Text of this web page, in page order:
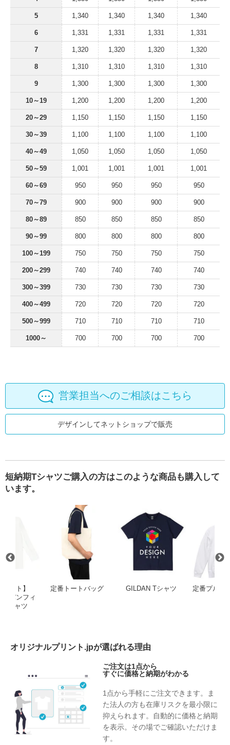
5 1,340 1,340 1,340 1,340
6 1,331 1,331 1,331 1,331
7 1,320 1,320 1,320 1,320
8 1,310 1,310 1,310 1,310
9 1,300 1,300 1,300 1,300
10～19 1,200 1,200 1,200 1,200
20～29 1,150 1,150 1,150 1,150
30～39 1,100 1,100 1,100 1,100
40～49 1,050 1,050 1,050 1,050
50～59 1,001 1,001 1,001 1,001
60～69 950 950 950 950
70～79 900 900 900 900
80～89 850 850 850 850
90～99 800 800 800 800
100～199 750 750 750 750
200～299 740 740 740 740
300～399 730 730 730 730
400～499 720 720 720 720
500～999 710 710 710 710
1000～ 700 700 700 700
営業担当へのご相談はこちら
デザインしてネットショップで販売
短納期Tシャツご購入の方はこのような商品も購入して
います。
ップタンブラー 250ml
ット】
ャパンフィ
Tシャツ
【アウトレット】GILDAN ジャパンフィット長袖Tシャツ
定番トートバッグ
定番トートバッグ
GILDAN Tシャツ
定番プルオ
オリジナルプリント.jpが選ばれる理由
ご注文は1点から
すぐに価格と納期がわかる
1点から手軽にご注文できます。ま
た法人の方も在庫リスクを最小限に
抑えられます。自動的に価格と納期
を表示。その場でご確認いただけま
す。